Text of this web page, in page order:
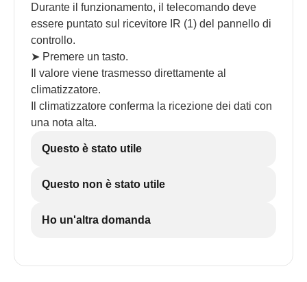
Durante il funzionamento, il telecomando deve
essere puntato sul ricevitore IR (1) del pannello di
controllo.
➤ Premere un tasto.
Il valore viene trasmesso direttamente al
climatizzatore.
Il climatizzatore conferma la ricezione dei dati con
una nota alta.
Questo è stato utile
Questo non è stato utile
Ho un'altra domanda